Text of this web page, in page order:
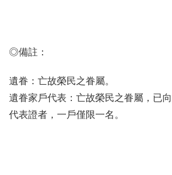
◎備註：
遺眷：亡故榮民之眷屬。
遺眷家戶代表：亡故榮民之眷屬，已
代表證者，一戶僅限一名。